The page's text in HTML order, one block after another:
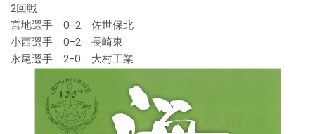
2回戦
宮地選手 0-2 佐世保北
小西選手 0-2 長崎東
永尾選手 2-0 大村工業